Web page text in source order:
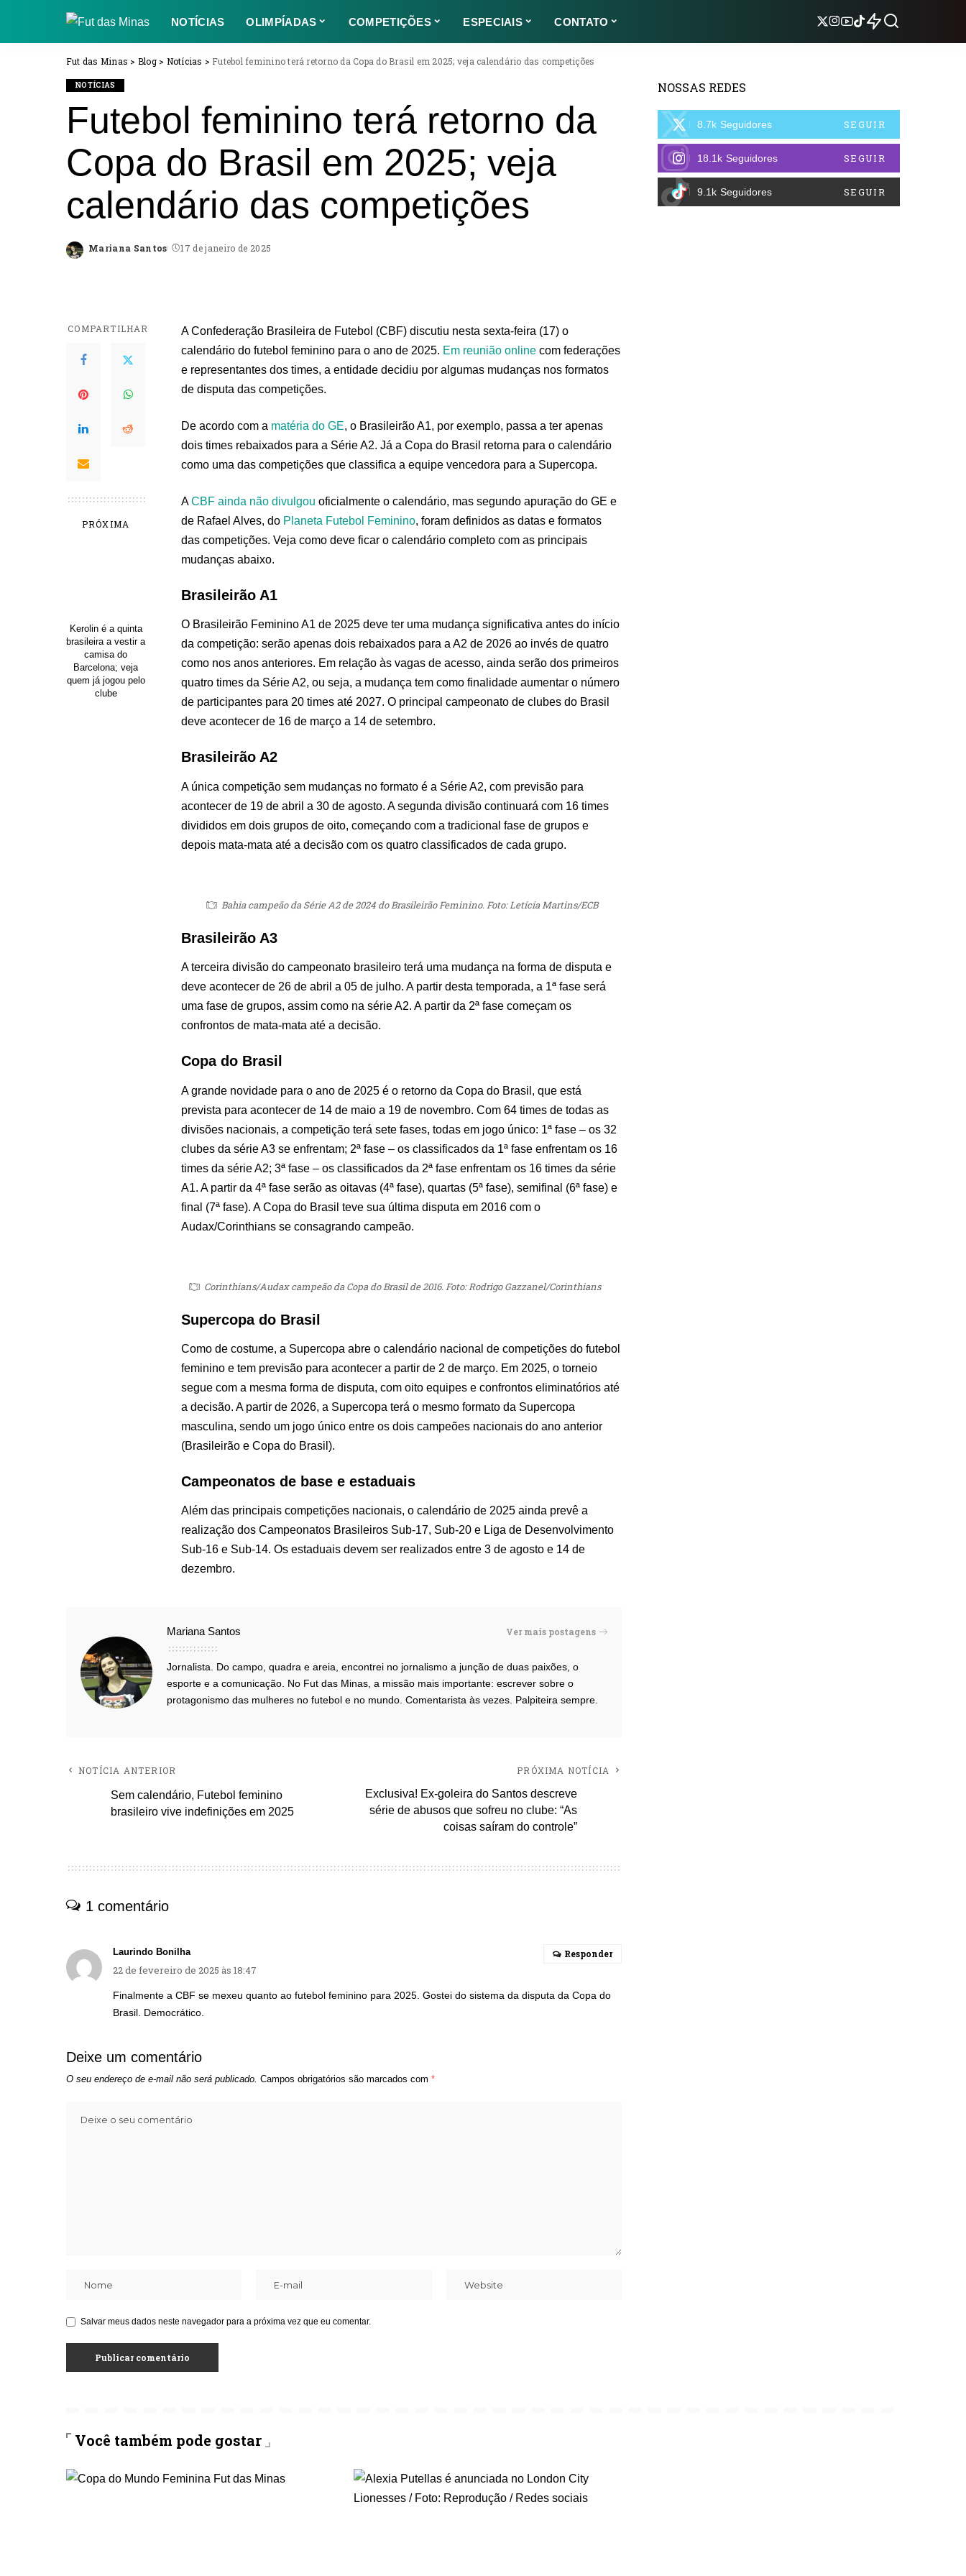
NOTÍCIAS OLIMPÍADAS COMPETIÇÕES ESPECIAIS CONTATO
Fut das Minas > Blog> Notícias > Futebol feminino terá retorno da Copa do Brasil em 2025; veja calendário das competições
NOTÍCIAS
Futebol feminino terá retorno da
Copa do Brasil em 2025; veja
calendário das competições
Posted
Mariana Santos 17 de janeiro de 2025
COMPARTILHAR
PRÓXIMA
Kerolin é a quinta
brasileira a vestir a
camisa do
Barcelona; veja
quem já jogou pelo
clube
A Confederação Brasileira de Futebol (CBF) discutiu nesta sexta-feira (17) o
calendário do futebol feminino para o ano de 2025. Em reunião online com federações
e representantes dos times, a entidade decidiu por algumas mudanças nos formatos
de disputa das competições.
De acordo com a matéria do GE, o Brasileirão A1, por exemplo, passa a ter apenas
dois times rebaixados para a Série A2. Já a Copa do Brasil retorna para o calendário
como uma das competições que classifica a equipe vencedora para a Supercopa.
ACBF ainda não divulgou oficialmente o calendário, mas segundo apuração do GE e
de Rafael Alves, do Planeta Futebol Feminino, foram definidos as datas e formatos
das competições. Veja como deve ficar o calendário completo com as principais
mudanças abaixo.
Brasileirão A1
O Brasileirão Feminino A1 de 2025 deve ter uma mudança significativa antes do início
da competição: serão apenas dois rebaixados para a A2 de 2026 ao invés de quatro
como nos anos anteriores. Em relação às vagas de acesso, ainda serão dos primeiros
quatro times da Série A2, ou seja, a mudança tem como finalidade aumentar o número
de participantes para 20 times até 2027. O principal campeonato de clubes do Brasil
deve acontecer de 16 de março a 14 de setembro.
Brasileirão A2
A única competição sem mudanças no formato é a Série A2, com previsão para
acontecer de 19 de abril a 30 de agosto. A segunda divisão continuará com 16 times
divididos em dois grupos de oito, começando com a tradicional fase de grupos e
depois mata-mata até a decisão com os quatro classificados de cada grupo.
Bahia campeão da Série A2 de 2024 do Brasileirão Feminino. Foto: Letícia Martins/ECB
Brasileirão A3
A terceira divisão do campeonato brasileiro terá uma mudança na forma de disputa e
deve acontecer de 26 de abril a 05 de julho. A partir desta temporada, a 1ª fase será
uma fase de grupos, assim como na série A2. A partir da 2ª fase começam os
confrontos de mata-mata até a decisão.
Copa do Brasil
A grande novidade para o ano de 2025 é o retorno da Copa do Brasil, que está
prevista para acontecer de 14 de maio a 19 de novembro. Com 64 times de todas as
divisões nacionais, a competição terá sete fases, todas em jogo único: 1ª fase – os 32
clubes da série A3 se enfrentam; 2ª fase – os classificados da 1ª fase enfrentam os 16
times da série A2; 3ª fase – os classificados da 2ª fase enfrentam os 16 times da série
A1. A partir da 4ª fase serão as oitavas (4ª fase), quartas (5ª fase), semifinal (6ª fase) e
final (7ª fase). A Copa do Brasil teve sua última disputa em 2016 com o
Audax/Corinthians se consagrando campeão.
Corinthians/Audax campeão da Copa do Brasil de 2016. Foto: Rodrigo Gazzanel/Corinthians
Supercopa do Brasil
Como de costume, a Supercopa abre o calendário nacional de competições do futebol
feminino e tem previsão para acontecer a partir de 2 de março. Em 2025, o torneio
segue com a mesma forma de disputa, com oito equipes e confrontos eliminatórios até
a decisão. A partir de 2026, a Supercopa terá o mesmo formato da Supercopa
masculina, sendo um jogo único entre os dois campeões nacionais do ano anterior
(Brasileirão e Copa do Brasil).
Campeonatos de base e estaduais
Além das principais competições nacionais, o calendário de 2025 ainda prevê a
realização dos Campeonatos Brasileiros Sub-17, Sub-20 e Liga de Desenvolvimento
Sub-16 e Sub-14. Os estaduais devem ser realizados entre 3 de agosto e 14 de
dezembro.
Mariana Santos Ver mais postagens
Jornalista. Do campo, quadra e areia, encontrei no jornalismo a junção de duas paixões, o
esporte e a comunicação. No Fut das Minas, a missão mais importante: escrever sobre o
protagonismo das mulheres no futebol e no mundo. Comentarista às vezes. Palpiteira sempre.
NOTÍCIA ANTERIOR
Sem calendário, Futebol feminino
brasileiro vive indefinições em 2025
PRÓXIMA NOTÍCIA
Exclusiva! Ex-goleira do Santos descreve
série de abusos que sofreu no clube: “As
coisas saíram do controle”
1 comentário
Laurindo Bonilha
22 de fevereiro de 2025 às 18:47
Finalmente a CBF se mexeu quanto ao futebol feminino para 2025. Gostei do sistema da disputa da Copa do
Brasil. Democrático.
Responder
Deixe um comentário
O seu endereço de e-mail não será publicado. Campos obrigatórios são marcados com *
Salvar meus dados neste navegador para a próxima vez que eu comentar.
NOSSAS REDES
8.7k Seguidores SEGUIR
18.1k Seguidores SEGUIR
9.1k Seguidores SEGUIR
Você também pode gostar